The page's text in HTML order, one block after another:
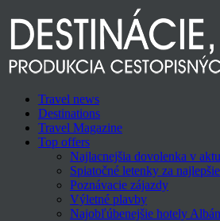
Travel news
Destinations
Travel Magazine
Top offers
Najlacnejšia dovolenka v
Spiatočné letenky za
Poznávacie zájazdy
Výletné plavby
Najobľúbenejšie hotely